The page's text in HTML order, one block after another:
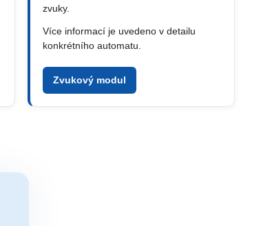
zvuky.
Více informací je uvedeno v detailu
konkrétního automatu.
Zvukový modul